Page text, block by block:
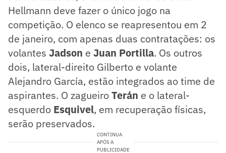
Hellmann deve fazer o único jogo na
competição. O elenco se reapresentou em 2
de janeiro, com apenas duas contratações: os
volantes Jadson e Juan Portilla. Os outros
dois, lateral-direito Gilberto e volante
Alejandro García, estão integrados ao time de
aspirantes. O zagueiroTerán e o lateral-
esquerdo Esquivel, em recuperação físicas,
serão preservados.
CONTINUA
APÓS A
PUBLICIDADE